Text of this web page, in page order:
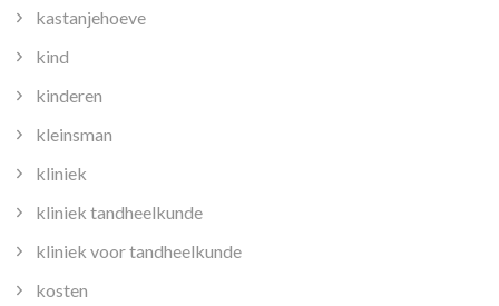
kastanjehoeve
kind
kinderen
kleinsman
kliniek
kliniek tandheelkunde
kliniek voor tandheelkunde
kosten